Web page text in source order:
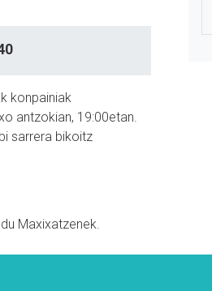
konpainiak
antzokian, 19:00etan.
sarrera bikoitz
Maxixatzenek.